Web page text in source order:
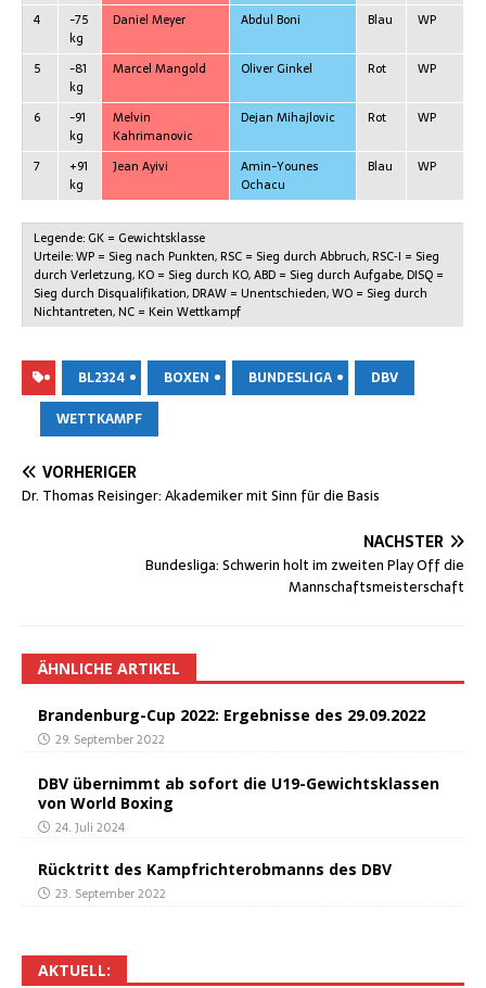
4
-75
kg
Dani­el Meyer Abdul Boni Blau WP
5
-81
kg
Mar­cel Mangold Oli­ver Ginkel Rot WP
6
-91
kg
Mel­vin
Kahrimanovic
Dejan Miha­j­lo­vic Rot WP
7
+91
kg
Jean Ayivi
Amin-Younes
Ochacu
Blau WP
Legen­de: GK = Gewichtsklasse
Urtei­le: WP = Sieg nach Punk­ten, RSC = Sieg durch Abbruch, RSC‑I = Sieg
durch Ver­let­zung, KO = Sieg durch KO, ABD = Sieg durch Auf­ga­be, DISQ =
Sieg durch Dis­qua­li­fi­ka­ti­on, DRAW = Unent­schie­den, WO = Sieg durch
Nicht­an­tre­ten, NC = Kein Wettkampf
BL2324 BOXEN BUNDESLIGA
DBV
WETTKAMPF
VORHERIGER
Dr. Tho­mas Rei­sin­ger: Aka­de­mi­ker mit Sinn für die Basis
NÄCHSTER
Bun­des­li­ga: Schwe­rin holt im zwei­ten Play Off die
Mannschaftsmeisterschaft
ÄHNLICHE ARTIKEL
Bran­den­burg-Cup 2022: Ergeb­nis­se des 29.09.2022
29. September 2022
DBV über­nimmt ab sofort die U19-Gewichts­klas­sen
von World Boxing
24. Juli 2024
Rück­tritt des Kampf­richt­er­ob­manns des DBV
23. September 2022
AKTU­ELL: